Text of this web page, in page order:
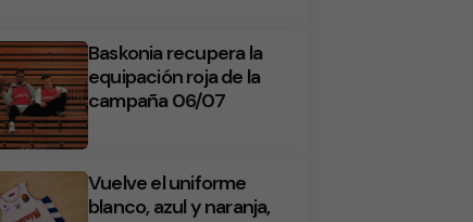
Baskonia recupera la
equipación roja de la
campaña 06/07
Vuelve el uniforme
blanco, azul y naranja,